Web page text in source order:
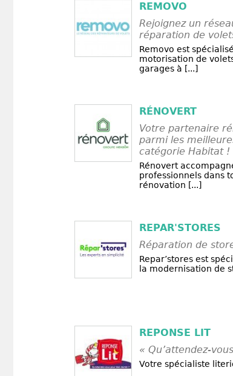
REMOVO
Rejoignez un
réparation de
Removo est
motorisation de
garages à [...]
RÉNOVERT
Votre partenaire
parmi les
catégorie Habitat !
Rénovert
professionnels dans
rénovation [...]
REPAR'STORES
Réparation de
Repar’stores est
la modernisation de
REPONSE LIT
« Qu’attendez-
Votre spécialiste